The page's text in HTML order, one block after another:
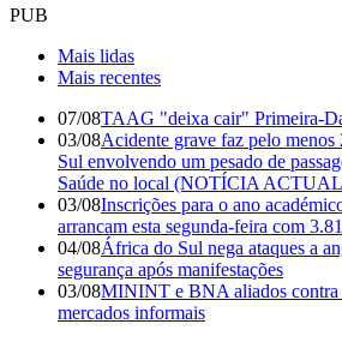
PUB
Mais lidas
Mais recentes
07/08TAAG "deixa cair" Primeira-
03/08Acidente grave faz pelo
Sul envolvendo um pesado de
Saúde no local (NOTÍCIA
03/08Inscrições para o ano
arrancam esta segunda-feira com
04/08África do Sul nega ataques a
segurança após manifestações
03/08MININT e BNA aliados contra
mercados informais